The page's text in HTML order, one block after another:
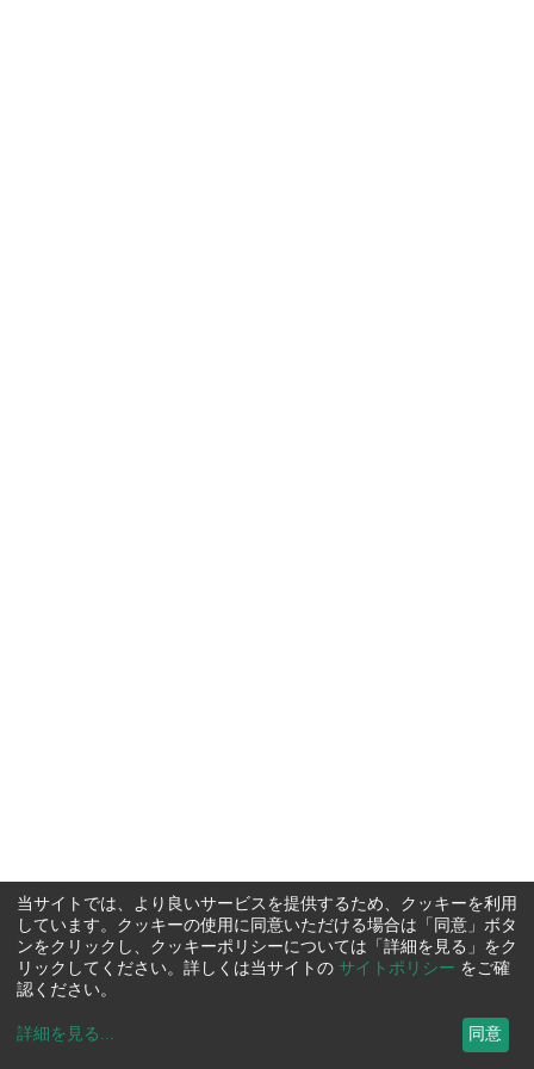
当サイトでは、より良いサービスを提供するため、クッキーを利用
しています。クッキーの使用に同意いただける場合は「同意」ボタ
ンをクリックし、クッキーポリシーについては「詳細を見る」をク
リックしてください。詳しくは当サイトの サイトポリシー をご確
認ください。
詳細を見る ... 同意